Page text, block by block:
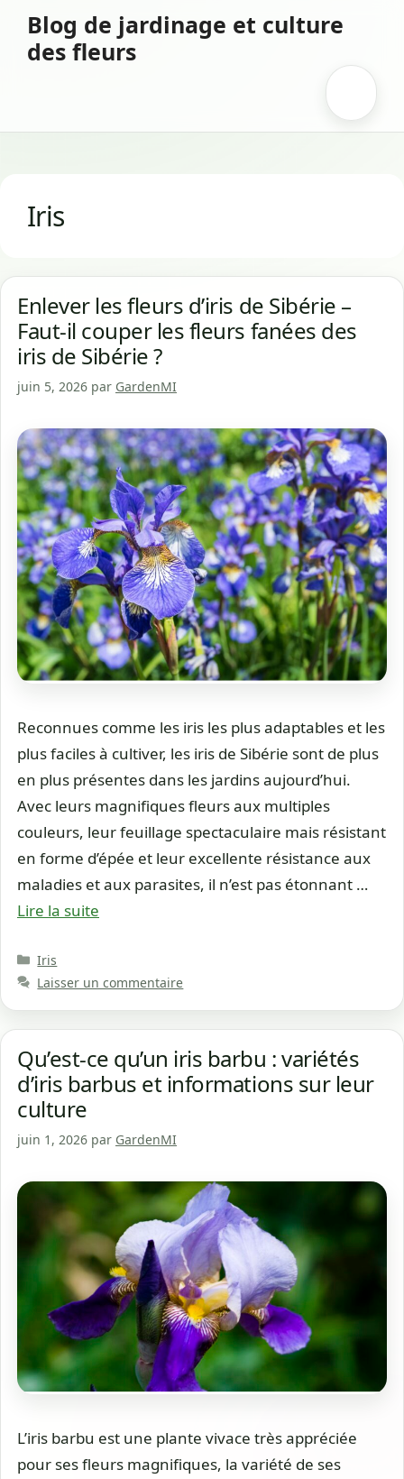
contenu
Blog de jardinage et culture
des fleurs
Iris
Enlever les fleurs d’iris de Sibérie –
Faut-il couper les fleurs fanées des
iris de Sibérie ?
juin 5, 2026 par GardenMI
Reconnues comme les iris les plus adaptables et les
plus faciles à cultiver, les iris de Sibérie sont de plus
en plus présentes dans les jardins aujourd’hui.
Avec leurs magnifiques fleurs aux multiples
couleurs, leur feuillage spectaculaire mais résistant
en forme d’épée et leur excellente résistance aux
maladies et aux parasites, il n’est pas étonnant …
Lire la suite
Catégories
Iris
Laisser un commentaire
Qu’est-ce qu’un iris barbu : variétés
d’iris barbus et informations sur leur
culture
juin 1, 2026 par GardenMI
L’iris barbu est une plante vivace très appréciée
pour ses fleurs magnifiques, la variété de ses